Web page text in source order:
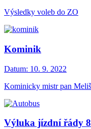
Výsledky voleb do ZO
Kominik
Datum: 10. 9. 2022
Kominicky mistr pan
Výluka jízdní řády